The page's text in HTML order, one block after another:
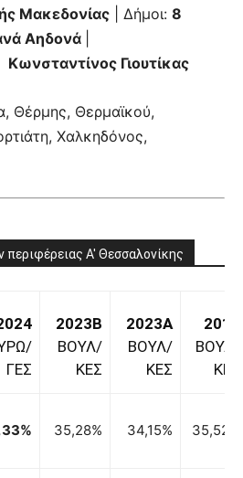
Μακεδονίας | Δήμοι: 8
Αηδονά
Κωνσταντίνος Γιουτίκας
Θέρμης, Θερμαϊκού,
Χαλκηδόνος,
Α' Θεσσαλονίκης
ΓΕΣ
2023B
ΒΟΥΛ/
ΚΕΣ
2023A
ΒΟΥΛ/
ΚΕΣ
2019
ΒΟΥΛ/
ΚΕΣ
35,28% 34,15% 35,52%